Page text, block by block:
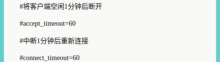
#将客户端空闲 1 分钟后断开
#accept_timeout=60
#中断1 分钟后重新连接
#connect_timeout=60